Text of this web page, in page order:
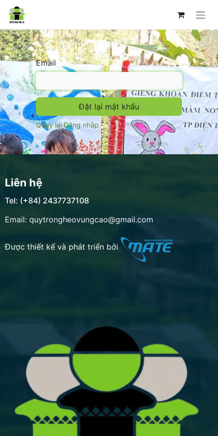
Email
Đặt lại mật khẩu
Quay lại Đăng nhập
Liên hệ
Tel: (+84) 2437737108
Email: quytrongheovungcao@gmail.com
Được thiết kế và phát triển bởi